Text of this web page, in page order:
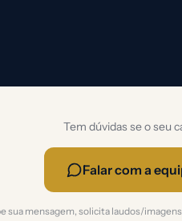
Tem dúvidas se o seu
Falar com a
sua mensagem, solicita laudos/